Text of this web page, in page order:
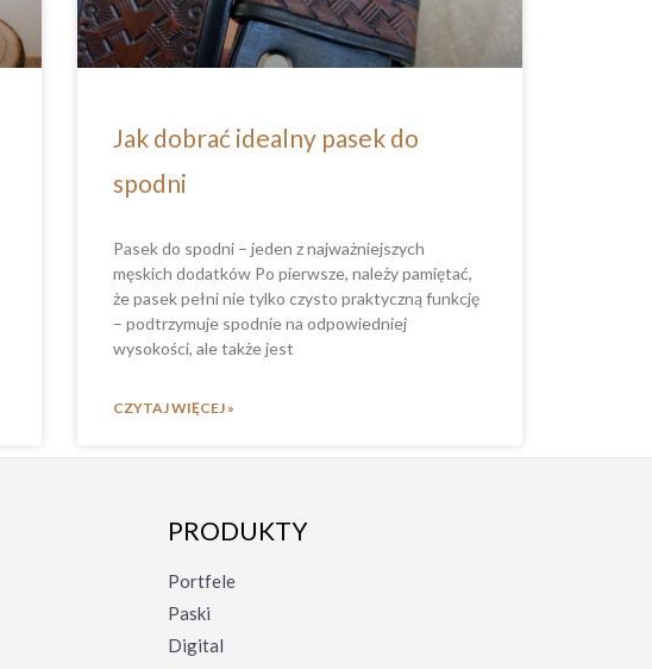
Jak dobrać idealny pasek do
spodni
Pasek do spodni – jeden z najważniejszych
męskich dodatków Po pierwsze, należy pamiętać,
że pasek pełni nie tylko czysto praktyczną funkcję
– podtrzymuje spodnie na odpowiedniej
wysokości, ale także jest
CZYTAJ WIĘCEJ »
PRODUKTY
Portfele
Paski
Digital